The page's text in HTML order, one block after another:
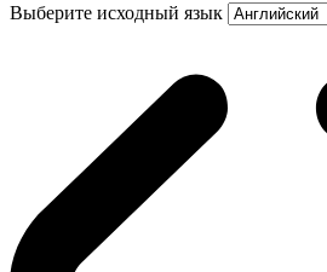
Выберите исходный язык